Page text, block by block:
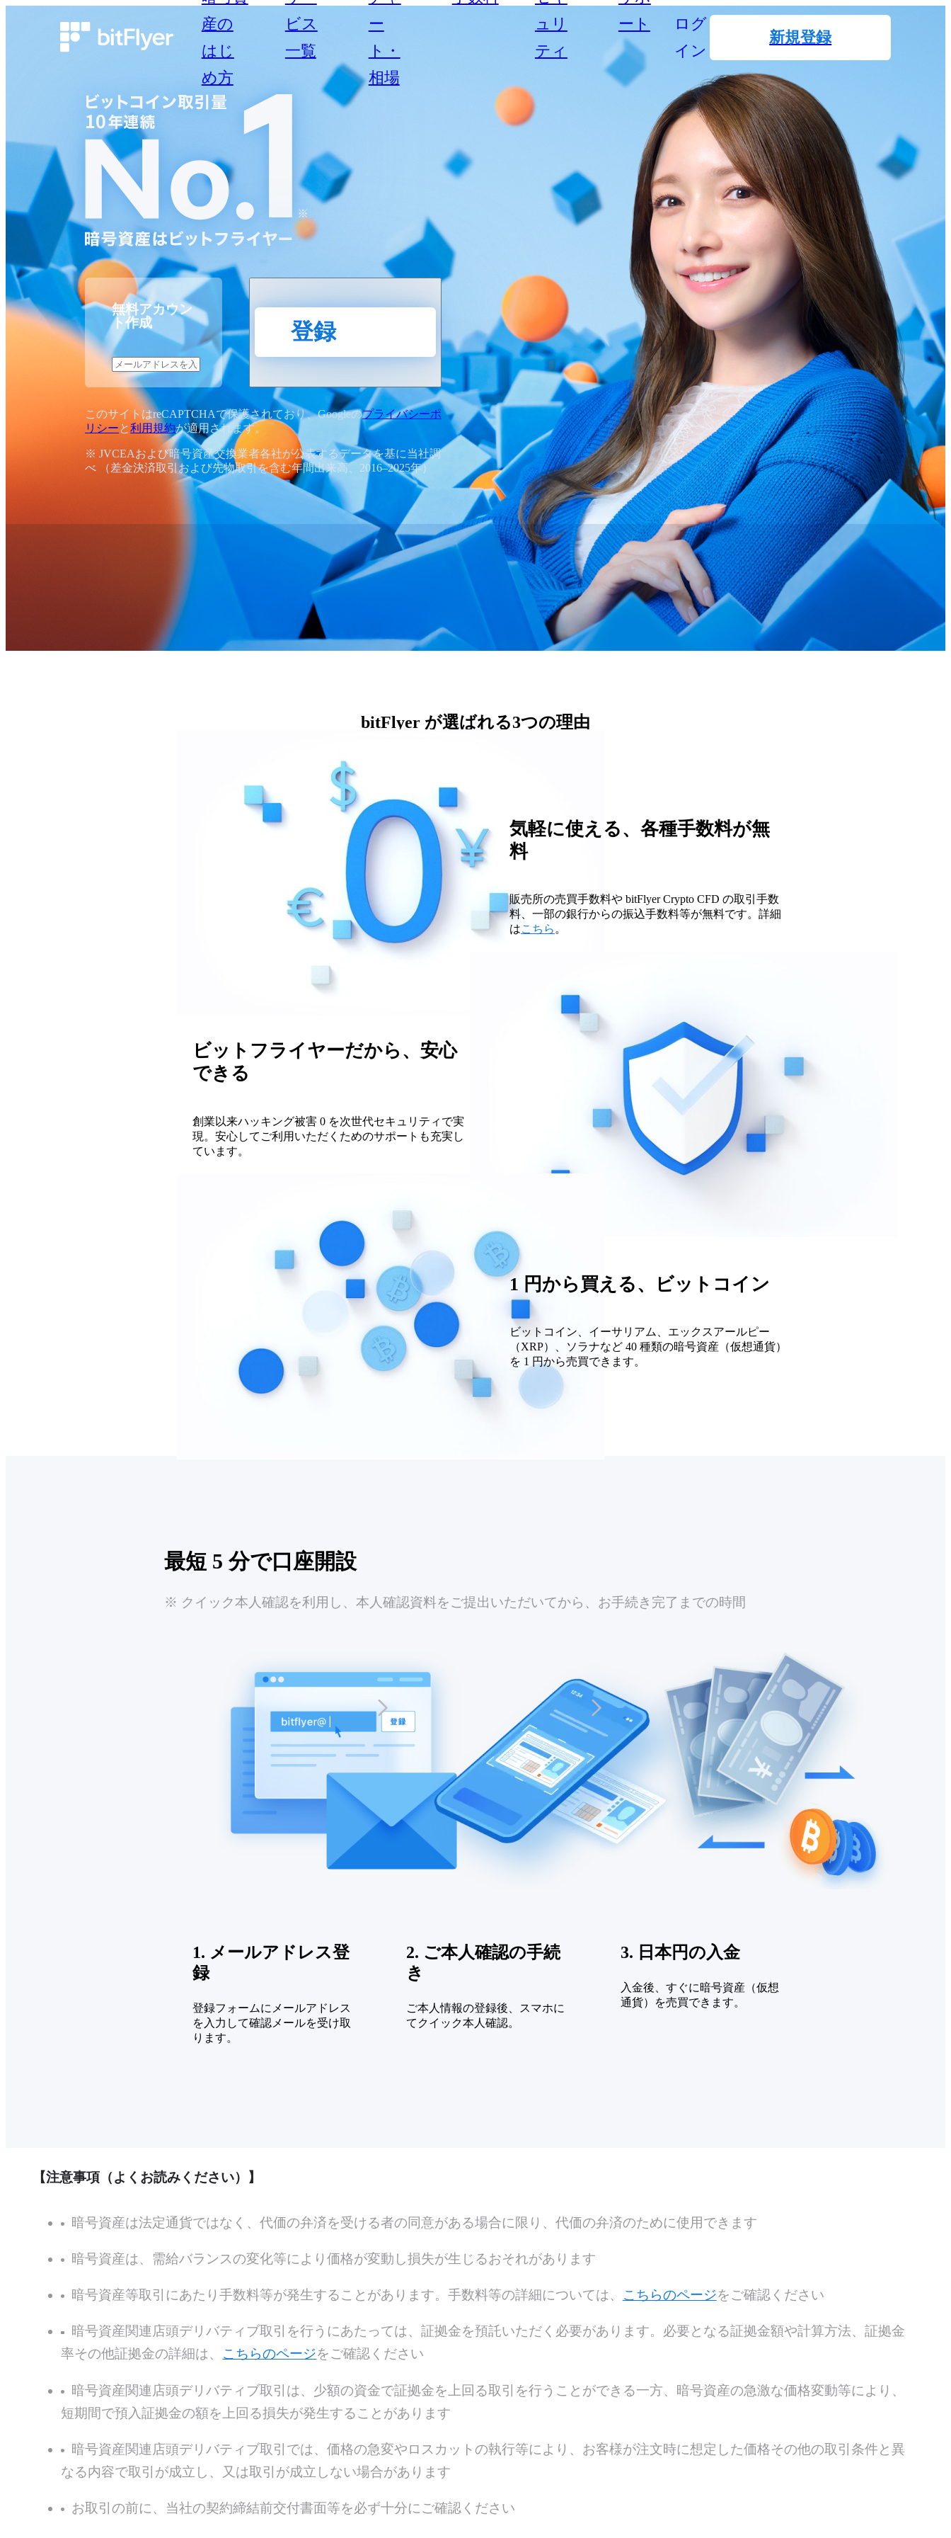
産の
はじ
め方
ビス
一覧
ー
ト・
相場
ュリ
ティ
ート
ログ
イン
新規登録
無料アカウン
ト作成
登録
このサイトはreCAPTCHAで保護されており、Googleのプライバシーポ
リシーと利用規約が適用されます。
※ JVCEAおよび暗号資産交換業者各社が公表するデータを基に当社調
べ （差金決済取引および先物取引を含む年間出来高、2016–2025年）
bitFlyer が選ばれる3つの理由
気軽に使える、各種手数料が無
料
販売所の売買手数料や bitFlyer Crypto CFD の取引手数
料、一部の銀行からの振込手数料等が無料です。詳細
はこちら 。
ビットフライヤーだから、安心
できる
創業以来ハッキング被害 0 を次世代セキュリティで実
現。安心してご利用いただくためのサポートも充実し
ています。
1 円から買える、ビットコイン
ビットコイン、イーサリアム、エックスアールピー
（XRP）、ソラナなど 40 種類の暗号資産（仮想通貨）
を 1 円から売買できます。
最短 5 分で口座開設
※ クイック本人確認を利用し、本人確認資料をご提出いただいてから、お手続き完了までの時間
1. メールアドレス登
録
登録フォームにメールアドレス
を入力して確認メールを受け取
ります。
2. ご本人確認の手続
き
ご本人情報の登録後、スマホに
てクイック本人確認。
3. 日本円の入金
入金後、すぐに暗号資産（仮想
通貨）を売買できます。
【注意事項（よくお読みください）】
暗号資産は法定通貨ではなく、代価の弁済を受ける者の同意がある場合に限り、代価の弁済のために使用できます
暗号資産は、需給バランスの変化等により価格が変動し損失が生じるおそれがあります
暗号資産等取引にあたり手数料等が発生することがあります。手数料等の詳細については、 こちらのページをご確認ください
暗号資産関連店頭デリバティブ取引を行うにあたっては、証拠金を預託いただく必要があります。必要となる証拠金額や計算方法、証拠金
率その他証拠金の詳細は、 こちらのページをご確認ください
暗号資産関連店頭デリバティブ取引は、少額の資金で証拠金を上回る取引を行うことができる一方、暗号資産の急激な価格変動等により、
短期間で預入証拠金の額を上回る損失が発生することがあります
暗号資産関連店頭デリバティブ取引では、価格の急変やロスカットの執行等により、お客様が注文時に想定した価格その他の取引条件と異
なる内容で取引が成立し、又は取引が成立しない場合があります
お取引の前に、当社の契約締結前交付書⾯等を必ず十分にご確認ください